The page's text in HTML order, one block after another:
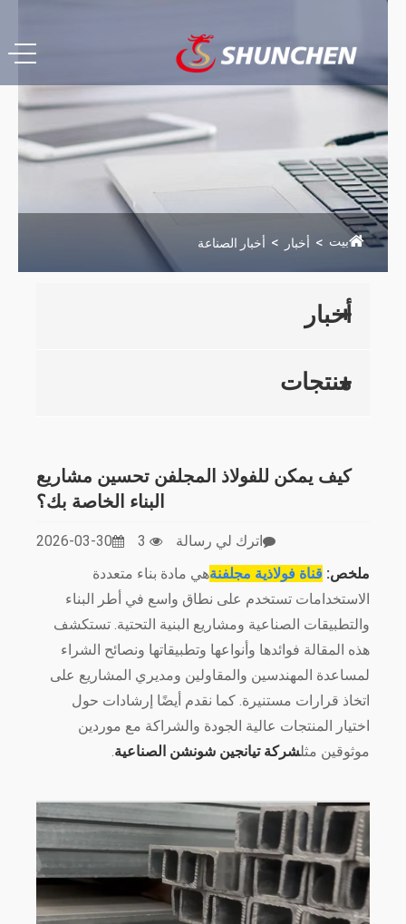
بيت أخبار أخبار الصناعة
أخبار
منتجات
كيف يمكن للفولاذ المجلفن تحسين مشاريع
البناء الخاصة بك؟
2026-03-30 3
اترك لي رسالة
ملخص: قناة فولاذية مجلفنةهي مادة بناء متعددة
الاستخدامات تستخدم على نطاق واسع في أطر البناء
والتطبيقات الصناعية ومشاريع البنية التحتية. تستكشف
هذه المقالة فوائدها وأنواعها وتطبيقاتها ونصائح الشراء
لمساعدة المهندسين والمقاولين ومديري المشاريع على
اتخاذ قرارات مستنيرة. كما نقدم أيضًا إرشادات حول
اختيار المنتجات عالية الجودة والشراكة مع موردين
موثوقين مثلشركة تيانجين شونشن الصناعية.